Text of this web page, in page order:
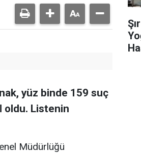
yüz binde 159 suç
oldu. Listenin
Müdürlüğü